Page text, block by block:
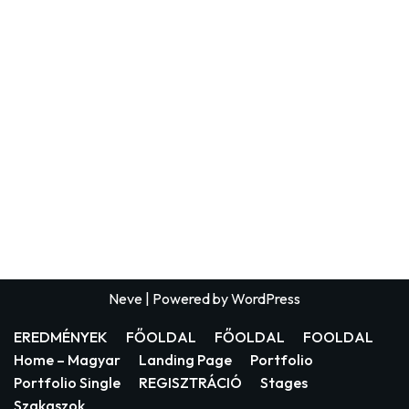
Neve | Powered byWordPress
EREDMÉNYEK FŐOLDAL FŐOLDAL
FOOLDAL
Home – Magyar
Landing Page
Portfolio
Portfolio Single
REGISZTRÁCIÓ
Stages